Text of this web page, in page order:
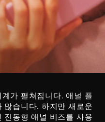
가 펼쳐집니다. 애널 플
많습니다. 하지만 새로운
진동형 애널 비즈를 사용